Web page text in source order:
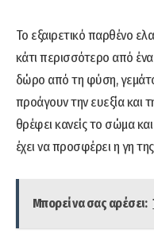
Το εξαιρετικό παρθένο
κάτι περισσότερο από
δώρο από τη φύση,
προάγουν την ευεξία και
θρέφει κανείς το σώμα
έχει να προσφέρει η γη
Μπορεί να σας αρέσει: